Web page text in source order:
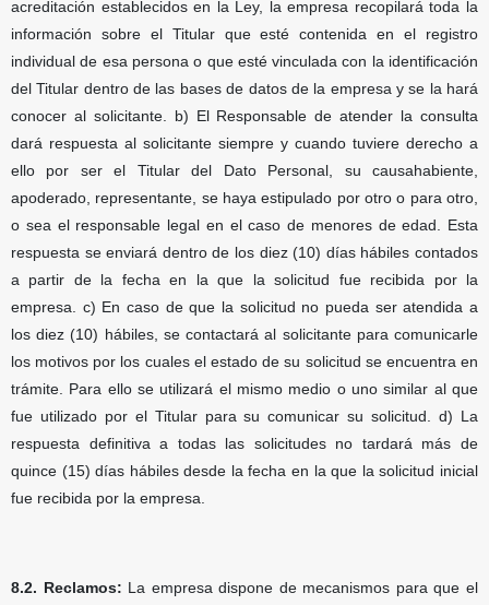
acreditación establecidos en la Ley, la empresa recopilará toda la
información sobre el Titular que esté contenida en el registro
individual de esa persona o que esté vinculada con la identificación
del Titular dentro de las bases de datos de la empresa y se la hará
conocer al solicitante. b) El Responsable de atender la consulta
dará respuesta al solicitante siempre y cuando tuviere derecho a
ello por ser el Titular del Dato Personal, su causahabiente,
apoderado, representante, se haya estipulado por otro o para otro,
o sea el responsable legal en el caso de menores de edad. Esta
respuesta se enviará dentro de los diez (10) días hábiles contados
a partir de la fecha en la que la solicitud fue recibida por la
empresa. c) En caso de que la solicitud no pueda ser atendida a
los diez (10) hábiles, se contactará al solicitante para comunicarle
los motivos por los cuales el estado de su solicitud se encuentra en
trámite. Para ello se utilizará el mismo medio o uno similar al que
fue utilizado por el Titular para su comunicar su solicitud. d) La
respuesta definitiva a todas las solicitudes no tardará más de
quince (15) días hábiles desde la fecha en la que la solicitud inicial
fue recibida por la empresa.
8.2. Reclamos: La empresa dispone de mecanismos para que el